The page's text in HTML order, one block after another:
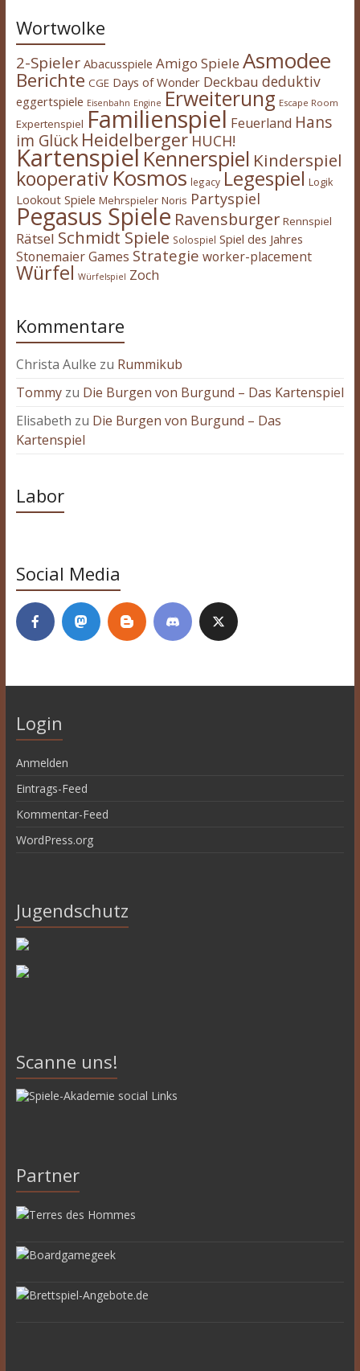
Wortwolke
2-Spieler Abacusspiele Amigo Spiele Asmodee
Berichte CGE Days of Wonder Deckbau deduktiv
eggertspiele Eisenbahn Engine Erweiterung Escape Room
Expertenspiel Familienspiel Feuerland Hans
im Glück Heidelberger HUCH!
Kartenspiel Kennerspiel Kinderspiel
kooperativ Kosmos legacy Legespiel Logik
Lookout Spiele Mehrspieler Noris Partyspiel
Pegasus Spiele Ravensburger Rennspiel
Rätsel Schmidt Spiele Solospiel Spiel des Jahres
Stonemaier Games Strategie worker-placement
Würfel Würfelspiel Zoch
Kommentare
Christa Aulke zu Rummikub
Tommyzu Die Burgen von Burgund – Das Kartenspiel
Elisabeth zu Die Burgen von Burgund – Das
Kartenspiel
Labor
Social Media
Login
Anmelden
Eintrags-Feed
Kommentar-Feed
WordPress.org
Jugendschutz
Scanne uns!
Partner